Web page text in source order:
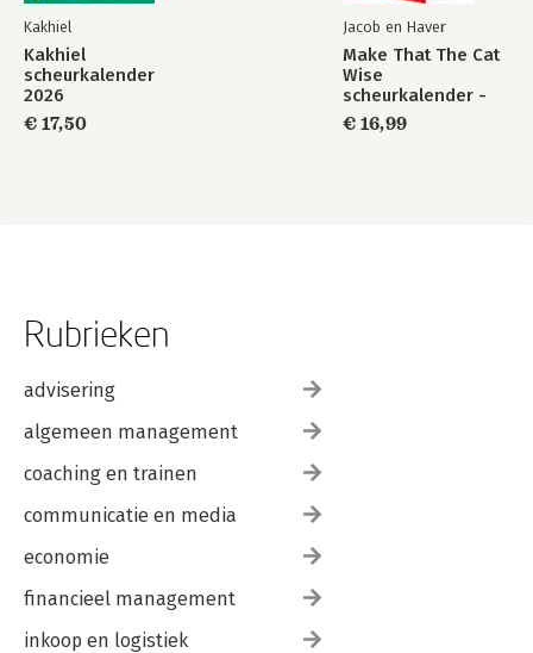
Kakhiel
Kakhiel
scheurkalender
2026
€ 17,50
Jacob en Haver
Make That The Cat
Wise
scheurkalender -
2027
€ 16,99
Rubrieken
advisering
algemeen management
coaching en trainen
communicatie en media
economie
financieel management
inkoop en logistiek